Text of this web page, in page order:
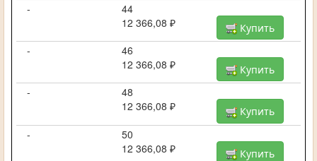
-
44
12 366,08 ₽
Купить
-
46
12 366,08 ₽
Купить
-
48
12 366,08 ₽
Купить
-
50
12 366,08 ₽
Купить